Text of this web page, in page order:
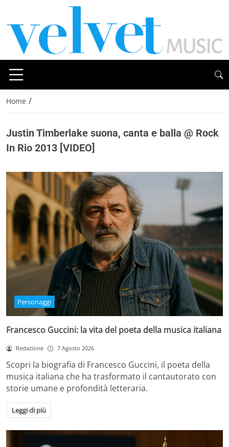
Home /
Justin Timberlake suona, canta e balla @ Rock
In Rio 2013 [VIDEO]
Personaggi
Francesco Guccini: la vita del poeta della musica italiana
Redazione 7 Agosto 2026
Scopri la biografia di Francesco Guccini, il poeta della
musica italiana che ha trasformato il cantautorato con
storie umane e profondità letteraria.
Leggi di più